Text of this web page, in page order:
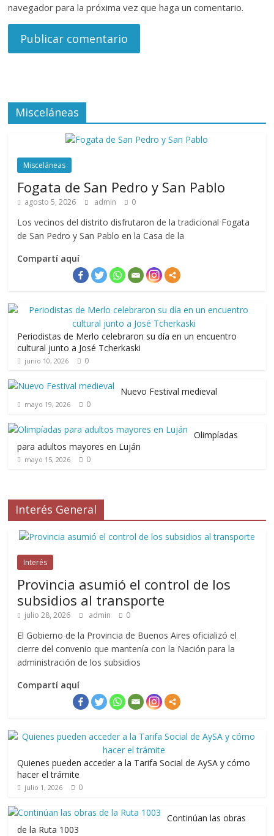
navegador para la próxima vez que haga un comentario.
Misceláneas
Misceláneas
Fogata de San Pedro y San Pablo
agosto 5, 2026 admin 0
Los vecinos del distrito disfrutaron de la tradicional Fogata
de San Pedro y San Pablo en la Casa de la
Compartí aquí
Periodistas de Merlo celebraron su día en un encuentro
cultural junto a José Tcherkaski
junio 10, 2026 0
Nuevo Festival medieval
mayo 19, 2026 0
Olimpíadas
para adultos mayores en Luján
mayo 15, 2026 0
Interés General
Interés
Provincia asumió el control de los
subsidios al transporte
julio 28, 2026 admin 0
El Gobierno de la Provincia de Buenos Aires oficializó el
cierre del convenio que mantenía con la Nación para la
administración de los subsidios
Compartí aquí
Quienes pueden acceder a la Tarifa Social de AySA y cómo
hacer el trámite
julio 1, 2026 0
Continúan las obras
de la Ruta 1003